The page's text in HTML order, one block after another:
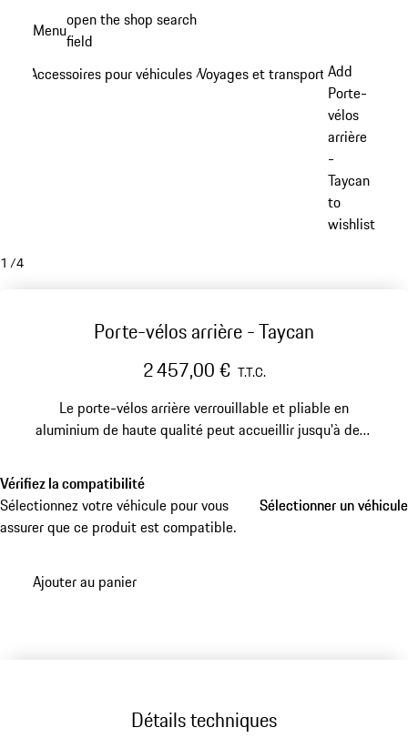
principal
Menuopen the shop search
field
Accessoires pour véhicules /Voyages et transports/
Add
Porte-
vélos
arrière
-
Taycan
to
wishlist
1 /4
Porte-vélos arrière - Taycan
2 457,00 € T.T.C.
Le porte-vélos arrière verrouillable et pliable en
aluminium de haute qualité peut accueillir jusqu'à deux
Vérifiez la compatibilité
Sélectionnez votre véhicule pour vous
assurer que ce produit est compatible.
Sélectionner un véhicule
Sélectionner un véhicule
Ajouter au panier
Détails techniques